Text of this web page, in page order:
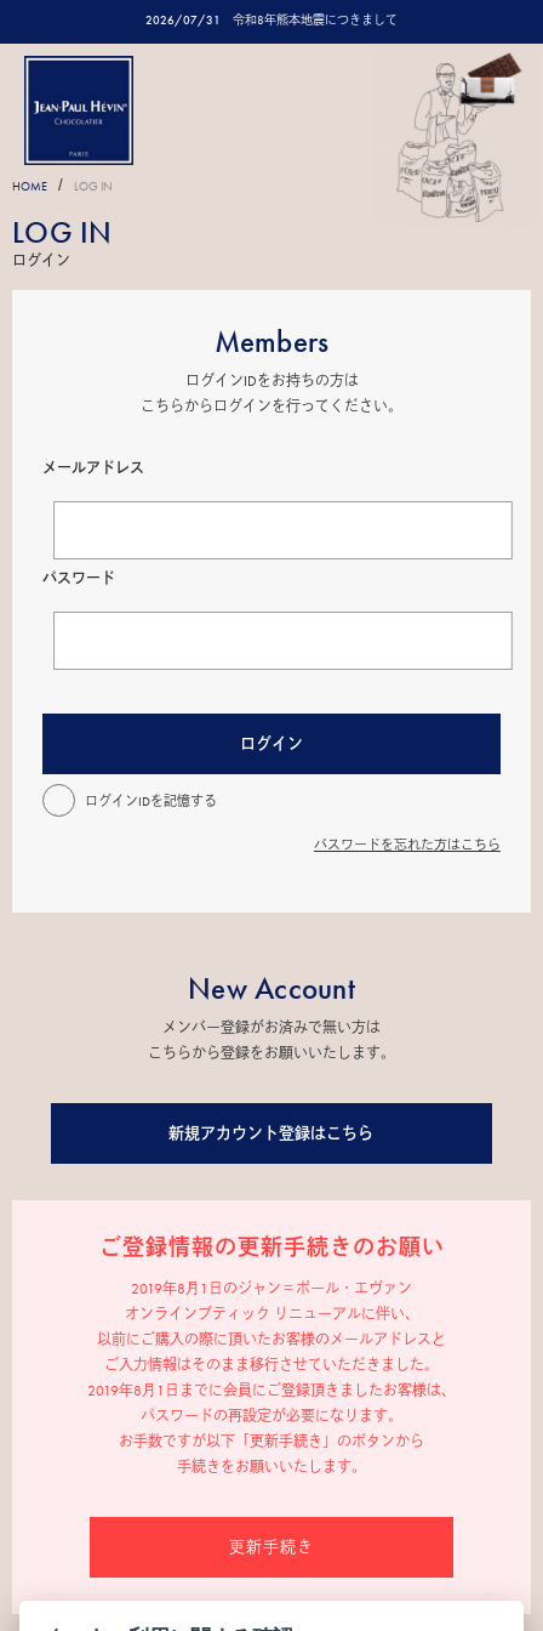
2026/07/31 令和8年熊本地震につきまして
HOME / LOG IN
LOG IN
ログイン
Members
ログインIDをお持ちの方は
こちらからログインを行ってください。
メールアドレス
パスワード
ログイン
ログインIDを記憶する
パスワードを忘れた方はこちら
New Account
メンバー登録がお済みで無い方は
こちらから登録をお願いいたします。
新規アカウント登録はこちら
ご登録情報の更新手続きのお願い
2019年8月1日のジャン＝ポール・エヴァン
オンラインブティック リニューアルに伴い、
以前にご購入の際に頂いたお客様のメールアドレスと
ご入力情報はそのまま移行させていただきました。
2019年8月1日までに会員にご登録頂きましたお客様は、
パスワードの再設定が必要になります。
お手数ですが以下「更新手続き」のボタンから
手続きをお願いいたします。
更新手続き